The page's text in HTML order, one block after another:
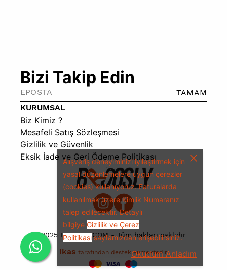
Alışveriş deneyiminizi iyileştirmek için
yasal düzenlemelere uygun çerezler
(cookies) kullanıyoruz.Faturalarda
kullanılmak üzere Kimlik Numaranız
talep edilecektir.Detaylı
bilgiye Gizlilik ve Çerez
Politikasısayfamızdan erişebilirsiniz.
Okudum Anladım
KURUMSAL
Biz Kimiz ?
Mesafeli Satış Sözleşmesi
Gizlilik ve Güvenlik
Eksik İade ve Geri Ödeme Politikası
Bizi Takip Edin
TAMAM
2025 BROOSLY.COM - Tüm hakları saklıdır
ikas tarafından desteklenmektedir.